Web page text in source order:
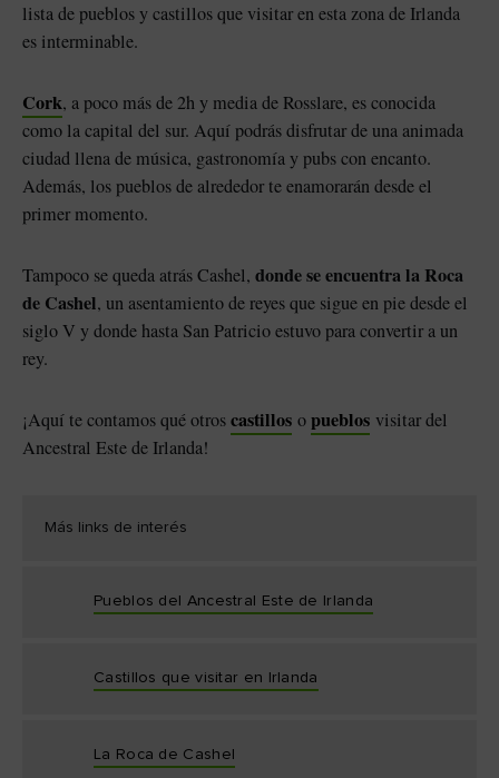
lista de pueblos y castillos que visitar en esta zona de Irlanda
es interminable.
Cork, a poco más de 2h y media de Rosslare, es conocida
como la capital del sur. Aquí podrás disfrutar de una animada
ciudad llena de música, gastronomía y pubs con encanto.
Además, los pueblos de alrededor te enamorarán desde el
primer momento.
Tampoco se queda atrás Cashel, donde se encuentra la Roca
de Cashel, un asentamiento de reyes que sigue en pie desde el
siglo V y donde hasta San Patricio estuvo para convertir a un
rey.
¡Aquí te contamos qué otroscastillos opueblos visitar del
Ancestral Este de Irlanda!
Más links de interés
Pueblos del Ancestral Este de Irlanda
Castillos que visitar en Irlanda
La Roca de Cashel